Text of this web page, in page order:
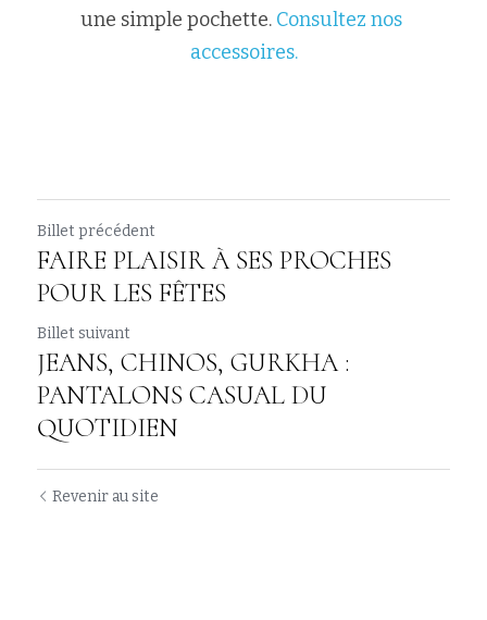
une simple pochette. Consultez nos
accessoires.
Billet précédent
FAIRE PLAISIR À SES PROCHES
POUR LES FÊTES
Billet suivant
JEANS, CHINOS, GURKHA :
PANTALONS CASUAL DU
QUOTIDIEN
Revenir au site